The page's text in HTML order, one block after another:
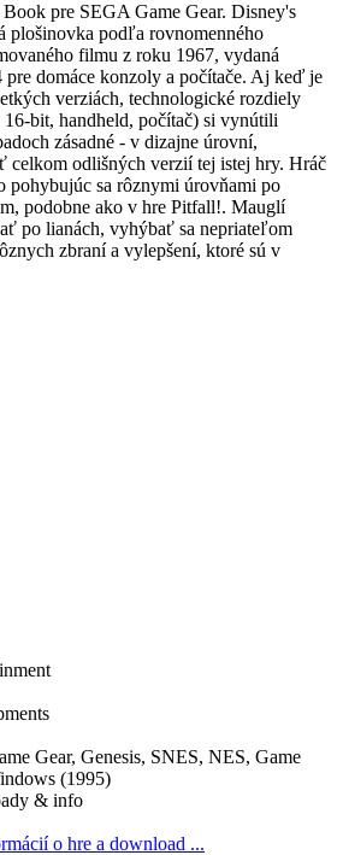
Book pre SEGA Game Gear. Disney's
plošinovka podľa rovnomenného
filmu z roku 1967, vydaná
domáce konzoly a počítače. Aj keď je
verziách, technologické rozdiely
bit, handheld, počítač) si vynútili
zásadné - v dizajne úrovní,
celkom odlišných verzií tej istej hry. Hráč
pohybujúc sa rôznymi úrovňami po
podobne ako v hre Pitfall!. Mauglí
po lianách, vyhýbať sa nepriateľom
zbraní a vylepšení, ktoré sú v
Gear, Genesis, SNES, NES, Game
(1995)
& info
o hre a download ...